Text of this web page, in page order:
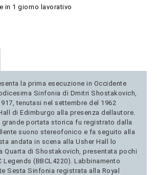
in 1 giorno lavorativo
la prima esecuzione in Occidente
Sinfonia di Dmitri Shostakovich,
tenutasi nel settembre del 1962
di Edimburgo alla presenza dellautore.
grande portata storica fu registrato dalla
suono stereofonico e fa seguito alla
andata in scena alla Usher Hall lo
Quarta di Shostakovich, presentata pochi
Legends (BBCL4220). Labbinamento
Sesta Sinfonia registrata alla Royal